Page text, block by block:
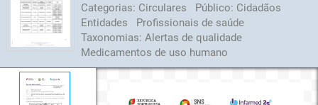
Categorias: Circulares Público: Cidadãos
Entidades
Profissionais de saúde
Taxonomias: Alertas de qualidade
Medicamentos de uso humano